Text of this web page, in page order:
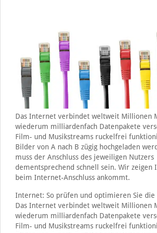
Das Internet verbindet weltweit Millionen
wiederum milliardenfach Datenpakete
Film- und Musikstreams ruckelfrei
Bilder von A nach B zügig hochgeladen
muss der Anschluss des jeweiligen Nutzers
dementsprechend schnell sein. Wir zeigen
beim Internet-Anschluss ankommt.
Internet: So prüfen und optimieren Sie die
Das Internet verbindet weltweit Millionen
wiederum milliardenfach Datenpakete
Film- und Musikstreams ruckelfrei